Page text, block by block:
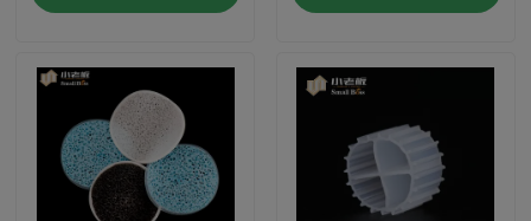
Ongeveer ons
Fabrieksreis